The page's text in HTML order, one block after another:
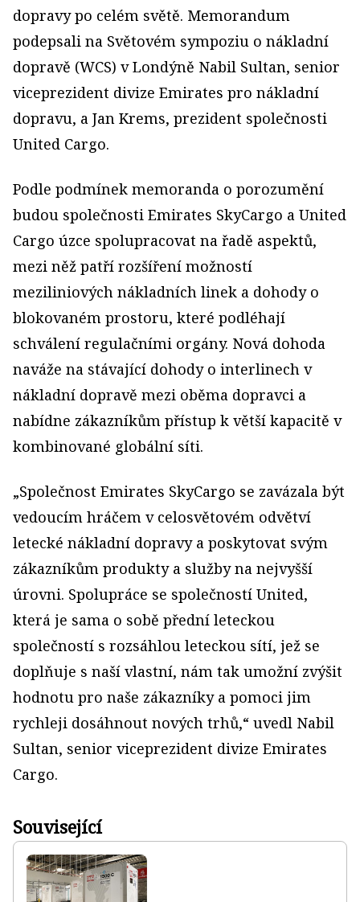
dopravy po celém světě. Memorandum
podepsali na Světovém sympoziu o nákladní
dopravě (WCS) v Londýně Nabil Sultan, senior
viceprezident divize Emirates pro nákladní
dopravu, a Jan Krems, prezident společnosti
United Cargo.
Podle podmínek memoranda o porozumění
budou společnosti Emirates SkyCargo a United
Cargo úzce spolupracovat na řadě aspektů,
mezi něž patří rozšíření možností
meziliniových nákladních linek a dohody o
blokovaném prostoru, které podléhají
schválení regulačními orgány. Nová dohoda
naváže na stávající dohody o interlinech v
nákladní dopravě mezi oběma dopravci a
nabídne zákazníkům přístup k větší kapacitě v
kombinované globální síti.
„Společnost Emirates SkyCargo se zavázala být
vedoucím hráčem v celosvětovém odvětví
letecké nákladní dopravy a poskytovat svým
zákazníkům produkty a služby na nejvyšší
úrovni. Spolupráce se společností United,
která je sama o sobě přední leteckou
společností s rozsáhlou leteckou sítí, jež se
doplňuje s naší vlastní, nám tak umožní zvýšit
hodnotu pro naše zákazníky a pomoci jim
rychleji dosáhnout nových trhů,“ uvedl Nabil
Sultan, senior viceprezident divize Emirates
Cargo.
Související